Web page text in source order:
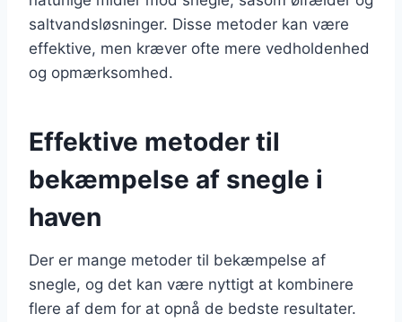
saltvandsløsninger. Disse metoder kan være
effektive, men kræver ofte mere vedholdenhed
og opmærksomhed.
Effektive metoder til
bekæmpelse af snegle i
haven
Der er mange metoder til bekæmpelse af
snegle, og det kan være nyttigt at kombinere
flere af dem for at opnå de bedste resultater.